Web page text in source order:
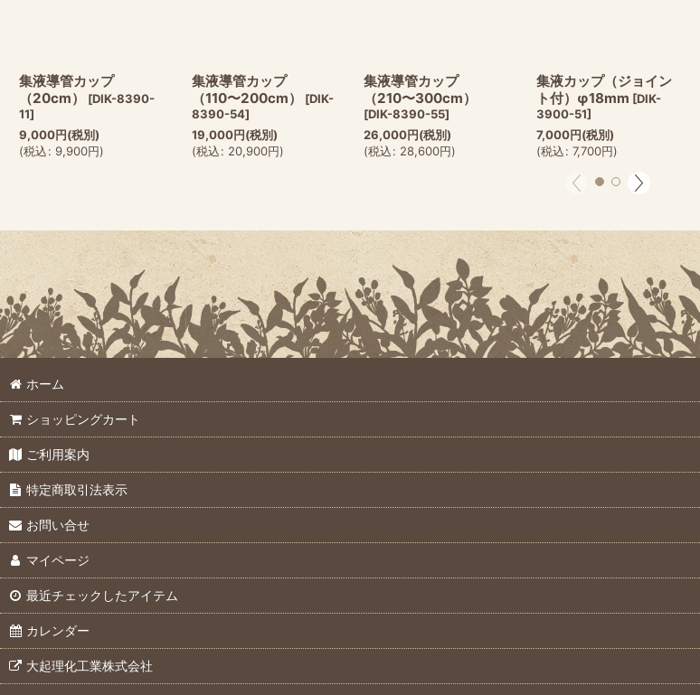
集液導管カップ
（20cm）
[DIK-8390-
11]
9,000円(税別)
(税込: 9,900円)
集液導管カップ
（110〜200cm）
[DIK-
8390-54]
19,000円(税別)
(税込: 20,900円)
集液導管カップ
（210〜300cm）
[DIK-8390-55]
26,000円(税別)
(税込: 28,600円)
集液カップ（ジョイン
ト付）φ18mm [DIK-
3900-51]
7,000円(税別)
(税込: 7,700円)
ホーム
ショッピングカート
ご利用案内
特定商取引法表示
お問い合せ
マイページ
最近チェックしたアイテム
カレンダー
大起理化工業株式会社